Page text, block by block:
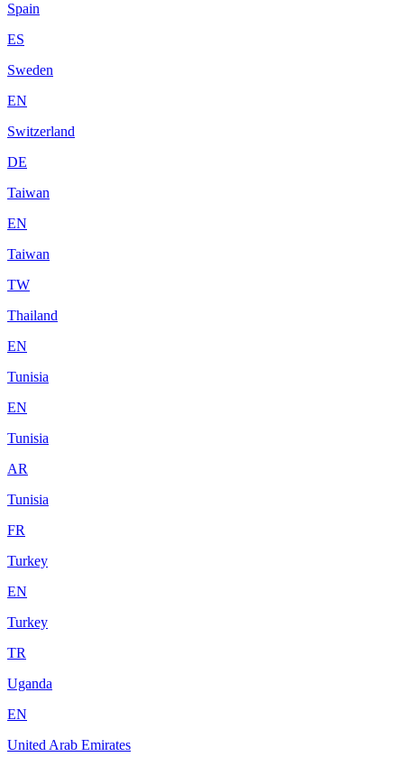
Spain
ES
Sweden
EN
Switzerland
DE
Taiwan
EN
Taiwan
TW
Thailand
EN
Tunisia
EN
Tunisia
AR
Tunisia
FR
Turkey
EN
Turkey
TR
Uganda
EN
United Arab Emirates